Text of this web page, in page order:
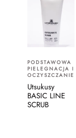
PODSTAWOWA
PIELEGNACJA I
OCZYSZCZANIE
Utsukusy
BASIC LINE
SCRUB